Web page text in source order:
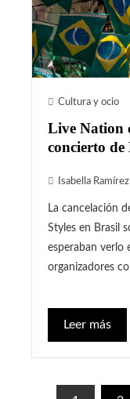
Cultura y ocio
Live Nation
concierto
Isabella Ramírez
La cancelación
Styles en Brasil
esperaban verlo
organizadores
Leer más